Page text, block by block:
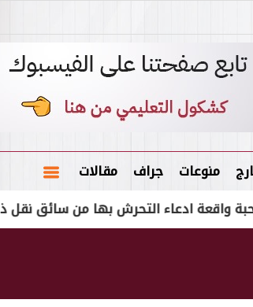
منوعات جراف مقالات
ادعاء التحرش بها من سائق نقل ذكي